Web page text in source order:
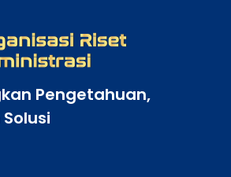
Pengetahuan,